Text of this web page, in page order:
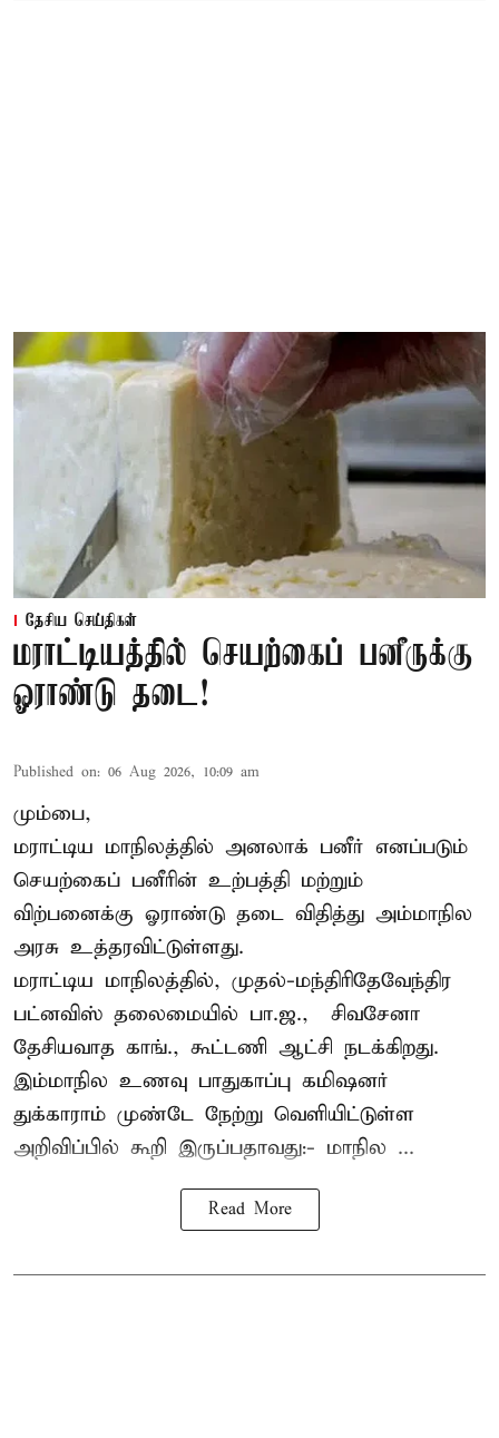
தேசிய செய்திகள்
மராட்டியத்தில் செயற்கைப் பனீருக்கு
ஓராண்டு தடை!
Published on: 06 Aug 2026, 10:09 am
மும்பை,
மராட்டிய மாநிலத்தில் அனலாக் பனீர் எனப்படும்
செயற்கைப் பனீரின் உற்பத்தி மற்றும்
விற்பனைக்கு ஓராண்டு தடை விதித்து அம்மாநில
அரசு உத்தரவிட்டுள்ளது.
மராட்டிய மாநிலத்தில், முதல்-மந்திரிதேவேந்திர
பட்னவிஸ் தலைமையில் பா.ஜ., – சிவசேனா –
தேசியவாத காங்., கூட்டணி ஆட்சி நடக்கிறது.
இம்மாநில உணவு பாதுகாப்பு கமிஷனர்
துக்காராம் முண்டே நேற்று வெளியிட்டுள்ள
அறிவிப்பில் கூறி இருப்பதாவது:- மாநில ...
Read More